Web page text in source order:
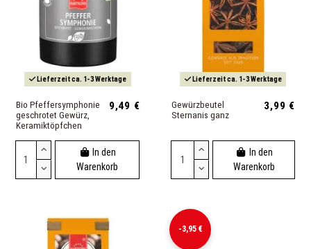
Lieferzeit ca. 1-3 Werktage
Bio Pfeffersymphonie
geschrotet Gewürz,
Keramiktöpfchen
9,49 €
In den
Warenkorb
Lieferzeit ca. 1-3 Werktage
Gewürzbeutel
Sternanis ganz
3,99 €
In den
Warenkorb
-3,95 €